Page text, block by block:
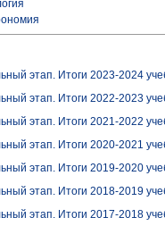
этап. Итоги 2023-2024
этап. Итоги 2022-2023
этап. Итоги 2021-2022
этап. Итоги 2020-2021
этап. Итоги 2019-2020
этап. Итоги 2018-2019
этап. Итоги 2017-2018